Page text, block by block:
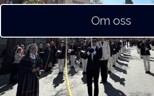
Om oss
Kontakt oss